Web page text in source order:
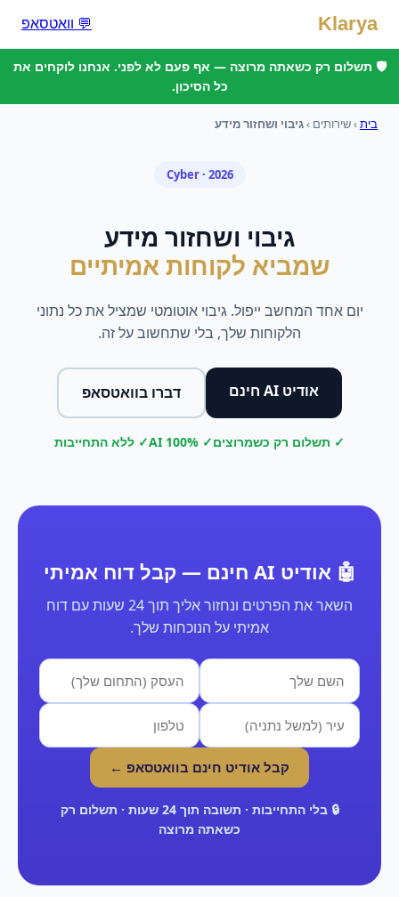
Klarya 💬 וואטסאפ
🛡️ תשלום רק כשאתה מרוצה — אף פעם לא לפני. אנחנו לוקחים את
כל הסיכון.
בית› שירותים ›גיבוי ושחזור מידע
Cyber· 2026
גיבוי ושחזור מידע
שמביא לקוחות אמיתיים
יום אחד המחשב ייפול. גיבוי אוטומטי שמציל את כל נתוני
הלקוחות שלך, בלי שתחשוב על זה.
אודיט AI חינם דברו בוואטסאפ
✓ תשלום רק כשמרוצים✓ 100% AI ✓ ללא התחייבות
🤖 אודיט AI חינם — קבל דוח אמיתי
השאר את הפרטים ונחזור אליך תוך 24 שעות עם דוח
אמיתי על הנוכחות שלך.
קבל אודיט חינם בוואטסאפ ←
🔒 בלי התחייבות · תשובה תוך 24 שעות · תשלום רק
כשאתה מרוצה